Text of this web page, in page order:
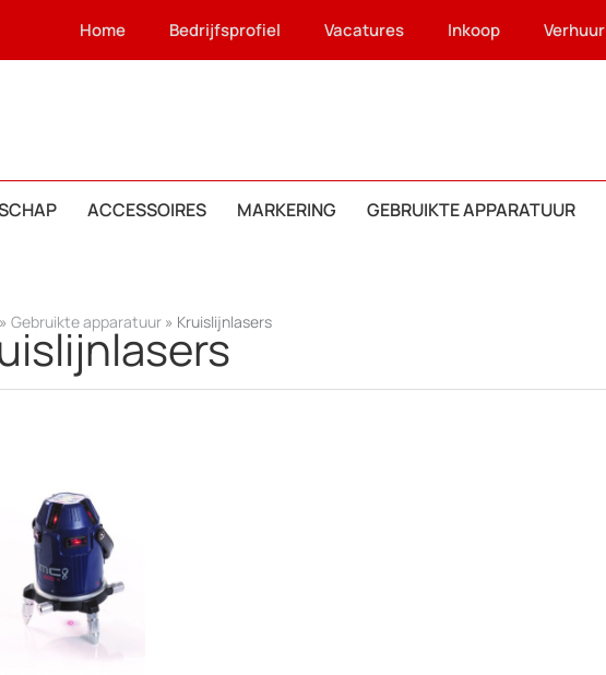
Home Bedrijfsprofiel Vacatures Inkoop Verhuur
ACCESSOIRES MARKERING GEBRUIKTE APPARATUUR
» Gebruikte apparatuur » Kruislijnlasers